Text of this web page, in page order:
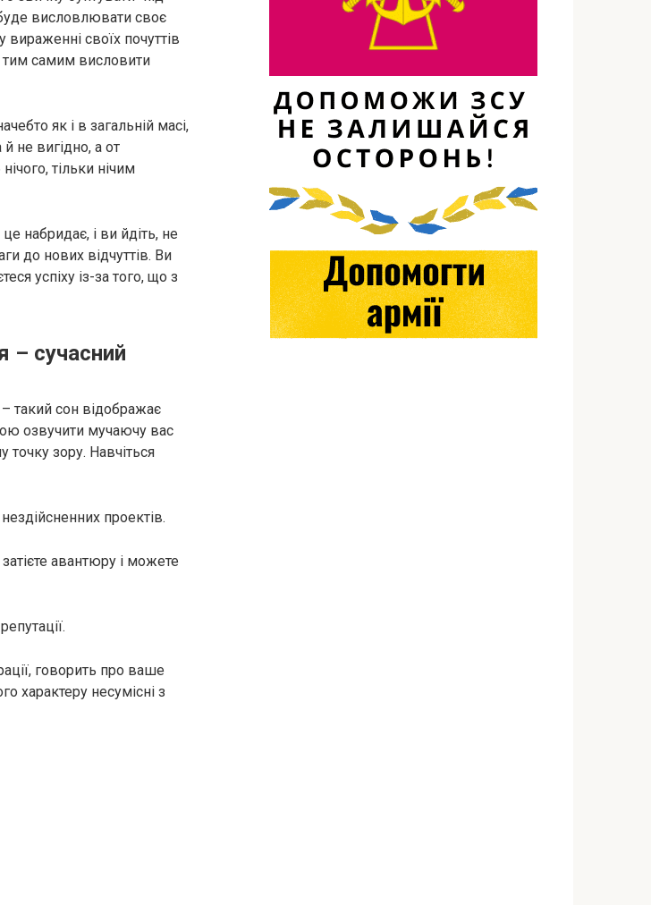
висловлювати своє
своїх почуттів
тим самим висловити
як і в загальній масі,
не вигідно, а от
тільки нічим
набридає, і ви йдіть, не
до нових відчуттів. Ви
успіху із-за того, що з
– сучасний
такий сон відображає
озвучити мучаючу вас
зору. Навчіться
проектів.
авантюру і можете
говорить про ваше
характеру несумісні з